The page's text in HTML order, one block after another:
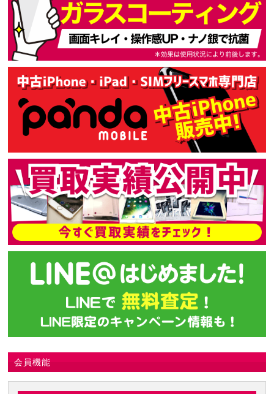
会員機能